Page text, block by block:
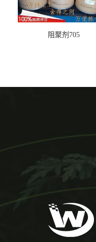
阻聚剂705